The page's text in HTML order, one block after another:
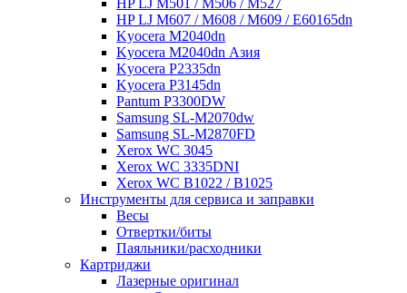
HP LJ M607 / M608 / M609 / E60165dn
Kyocera M2040dn
Kyocera M2040dn Азия
Kyocera P2335dn
Kyocera P3145dn
Pantum P3300DW
Samsung SL-M2070dw
Samsung SL-M2870FD
Xerox WC 3045
Xerox WC 3335DNI
Xerox WC B1022 / B1025
Инструменты для сервиса и заправки
Весы
Отвертки/биты
Паяльники/расходники
Картриджи
Лазерные оригинал